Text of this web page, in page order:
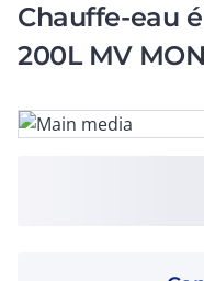
Chauffe-eau
200L MV